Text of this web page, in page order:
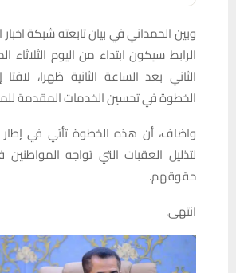
وبين الحمداني في بيان تابعته شبكة
الثاني بعد الساعة الثانية ظهرا،
الخطوة في تحسين الخدمات المقدمة
واضاف، أن هذه الخطوة تأتي في
لتذليل العقبات التي تواجه
حقوقهم.
انتهى.